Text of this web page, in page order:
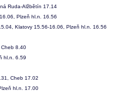
Ruda-Alžbětín 17.14
Plzeň hl.n. 16.56
Klatovy 15.56-16.06, Plzeň hl.n. 16.56
8.40
hl.n. 6.59
Cheb 17.02
hl.n. 17.00